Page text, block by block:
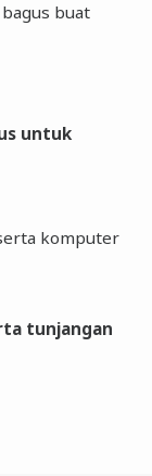
buat
untuk
komputer
tunjangan